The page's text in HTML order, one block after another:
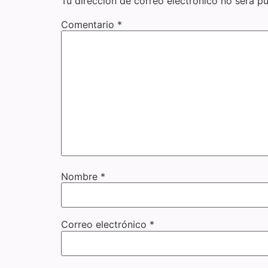
Comentario *
Nombre *
Correo electrónico *